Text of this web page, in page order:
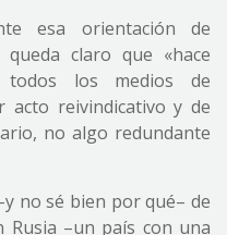
esa orientación de
claro que «hace
los medios de
acto reivindicativo y de
no algo redundante
no sé bien por qué– de
Rusia –un país con una